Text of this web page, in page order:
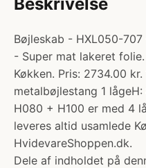
Bøjleskab - HXL050-
- Super mat lakeret
Køkken. Pris: 2734.00
metalbøjlestang 1
H080 + H100 er med 4
leveres altid usamlede
HvidevareShoppen.dk.
Dele af indholdet på